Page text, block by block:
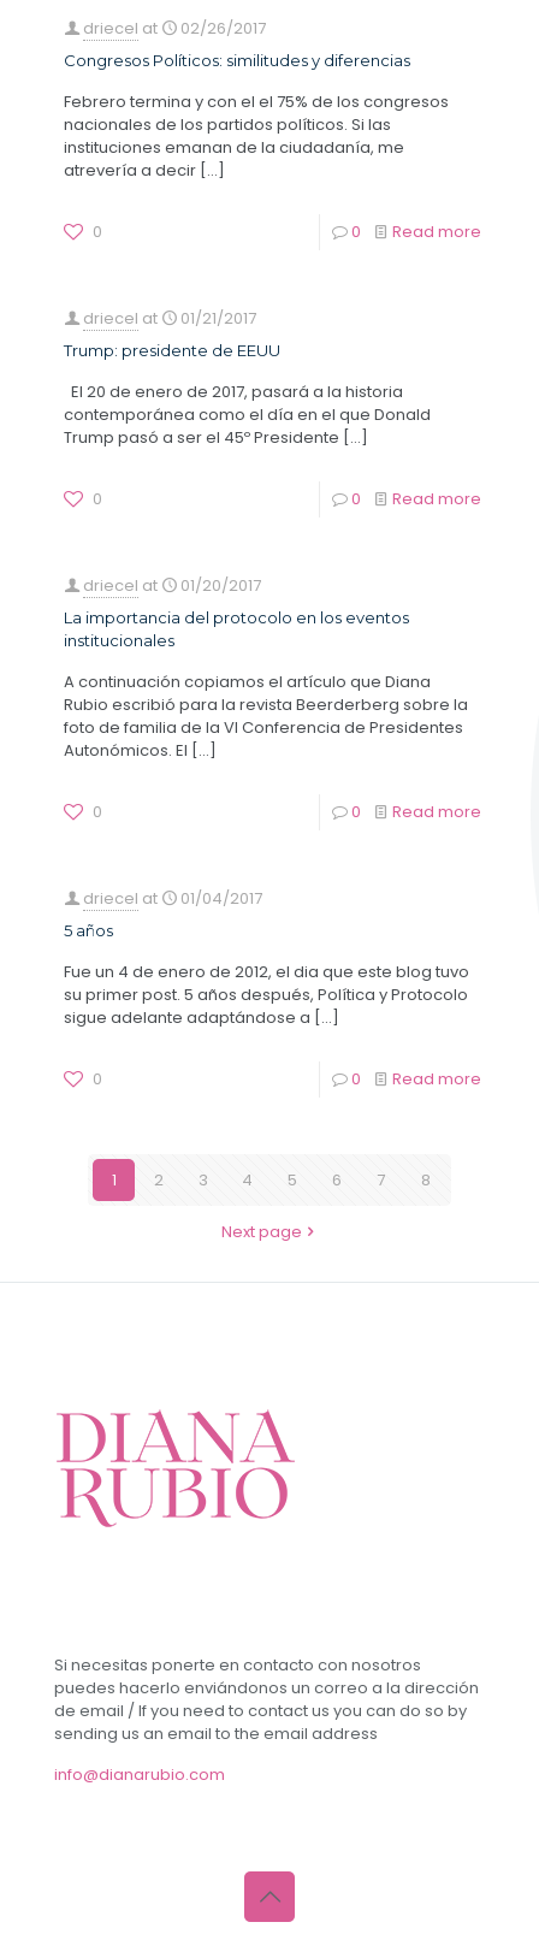
driecel at 02/26/2017
Congresos Políticos: similitudes y diferencias
Febrero termina y con el el 75% de los congresos
nacionales de los partidos políticos. Si las
instituciones emanan de la ciudadanía, me
atrevería a decir […]
0 0 Read more
driecel at 01/21/2017
Trump: presidente de EEUU
El 20 de enero de 2017, pasará a la historia
contemporánea como el día en el que Donald
Trump pasó a ser el 45º Presidente […]
0 0 Read more
driecel at 01/20/2017
La importancia del protocolo en los eventos
institucionales
A continuación copiamos el artículo que Diana
Rubio escribió para la revista Beerderberg sobre la
foto de familia de la VI Conferencia de Presidentes
Autonómicos. El […]
0 0 Read more
driecel at 01/04/2017
5 años
Fue un 4 de enero de 2012, el dia que este blog tuvo
su primer post. 5 años después, Política y Protocolo
sigue adelante adaptándose a […]
0 0 Read more
1 2 3 4 5 6 7 8
Next page
Si necesitas ponerte en contacto con nosotros
puedes hacerlo enviándonos un correo a la dirección
de email / If you need to contact us you can do so by
sending us an email to the email address
info@dianarubio.com